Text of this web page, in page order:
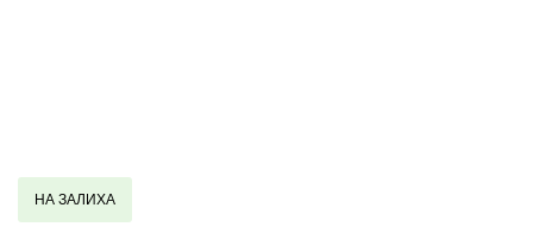
НА ЗАЛИХА